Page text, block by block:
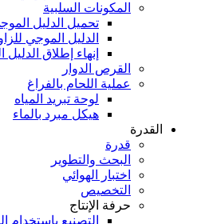
المكونات السلبية
تحميل الدليل
الدليل الموجي
إنهاء إطلاق
القرص الدوار
عملية اللحام بالفراغ
لوحة تبريد المياه
هيكل مبرد بالماء
القدرة
قدرة
البحث والتطوير
اختبار الهوائي
التخصيص
حرفة الإنتاج
التصنيع باستخدام